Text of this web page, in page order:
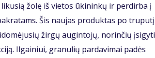
žolę iš vietos ūkininkų ir perdirba į
Šis naujas produktas po truputį
žirgų augintojų, norinčių įsigyti
Ilgainiui, granulių pardavimai padės